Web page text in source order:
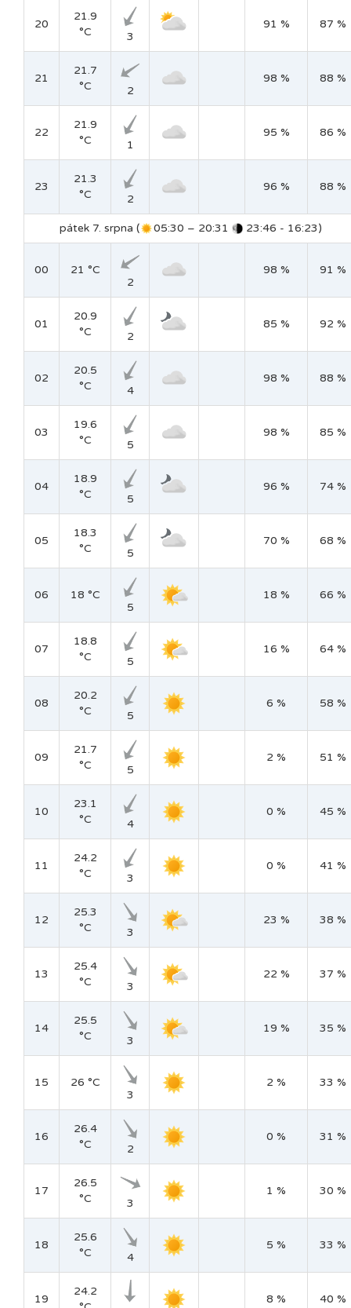
20
21.9
°C
3
91 % 87 %
21
21.7
°C
2
98 % 88 %
22
21.9
°C
1
95 % 86 %
23
21.3
°C
2
96 % 88 %
pátek 7. srpna ( 05:30 – 20:31 23:46 - 16:23)
00
21 °C
2
98 % 91 %
01
20.9
°C
2
85 % 92 %
02
20.5
°C
4
98 % 88 %
03
19.6
°C
5
98 % 85 %
04
18.9
°C
5
96 % 74 %
05
18.3
°C
5
70 % 68 %
06
18 °C
5
18 % 66 %
07
18.8
°C
5
16 % 64 %
08
20.2
°C
5
6 % 58 %
09
21.7
°C
5
2 % 51 %
10
23.1
°C
4
0 % 45 %
11
24.2
°C
3
0 % 41 %
12
25.3
°C
3
23 % 38 %
13
25.4
°C
3
22 % 37 %
14
25.5
°C
3
19 % 35 %
15
26 °C
3
2 % 33 %
16
26.4
°C
2
0 % 31 %
17
26.5
°C
3
1 % 30 %
18
25.6
°C
4
5 % 33 %
19
24.2
8 % 40 %